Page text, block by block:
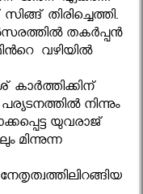
തിരിച്ചെത്തി.
തകര്‍പ്പന്‍
വഴിയില്‍
കാര്‍ത്തിക്കിന്
നിന്നും
യുവരാജ്
മിന്നുന്ന